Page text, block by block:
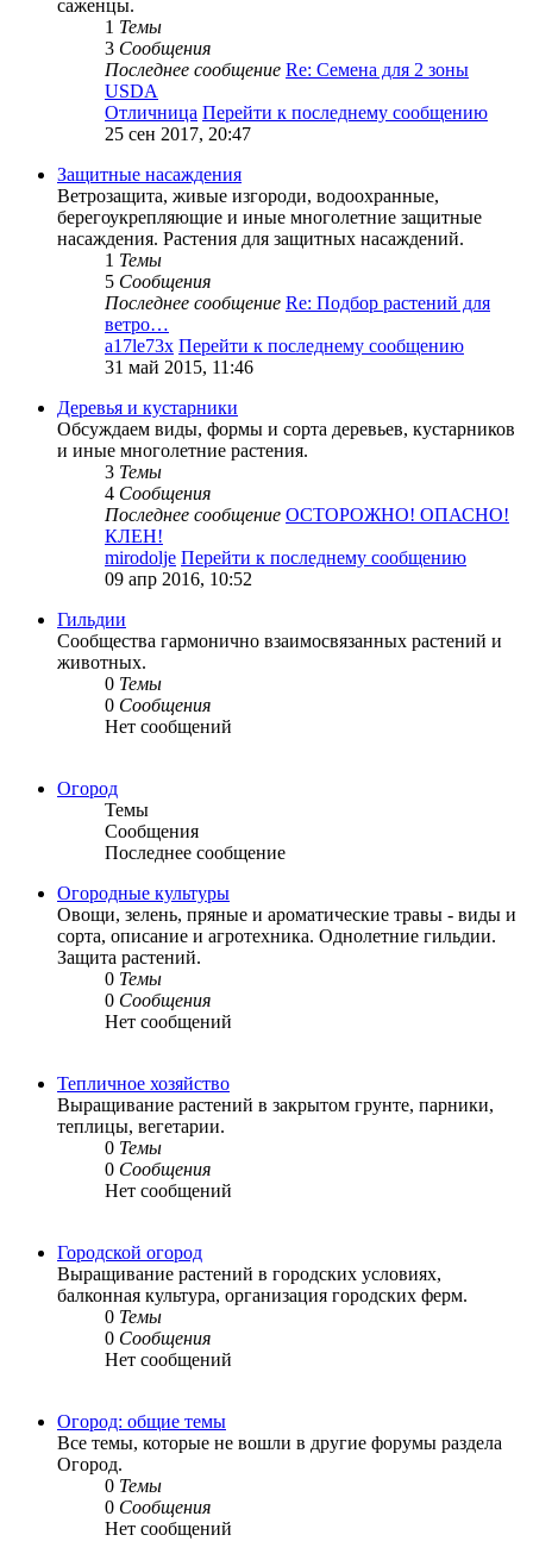
саженцы.
1 Темы
3 Сообщения
Последнее сообщение Re: Семена для 2 зоны
USDA
Отличница Перейти к последнему сообщению
25 сен 2017, 20:47
Защитные насаждения
Ветрозащита, живые изгороди, водоохранные,
берегоукрепляющие и иные многолетние защитные
насаждения. Растения для защитных насаждений.
1 Темы
5 Сообщения
Последнее сообщение Re: Подбор растений для
ветро…
a17le73x Перейти к последнему сообщению
31 май 2015, 11:46
Деревья и кустарники
Обсуждаем виды, формы и сорта деревьев, кустарников
и иные многолетние растения.
3 Темы
4 Сообщения
Последнее сообщение ОСТОРОЖНО! ОПАСНО!
КЛЕН!
mirodolje Перейти к последнему сообщению
09 апр 2016, 10:52
Гильдии
Сообщества гармонично взаимосвязанных растений и
животных.
0 Темы
0 Сообщения
Нет сообщений
Огород
Темы
Сообщения
Последнее сообщение
Огородные культуры
Овощи, зелень, пряные и ароматические травы - виды и
сорта, описание и агротехника. Однолетние гильдии.
Защита растений.
0 Темы
0 Сообщения
Нет сообщений
Тепличное хозяйство
Выращивание растений в закрытом грунте, парники,
теплицы, вегетарии.
0 Темы
0 Сообщения
Нет сообщений
Городской огород
Выращивание растений в городских условиях,
балконная культура, организация городских ферм.
0 Темы
0 Сообщения
Нет сообщений
Огород: общие темы
Все темы, которые не вошли в другие форумы раздела
Огород.
0 Темы
0 Сообщения
Нет сообщений